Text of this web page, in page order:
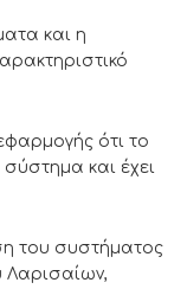
και η
ότι το
και έχει
του συστήματος
Λαρισαίων,